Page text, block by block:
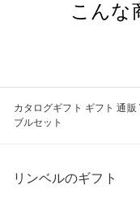
こんな
カタログギフト ギフト 通販
ブルセット
リンベルのギフト